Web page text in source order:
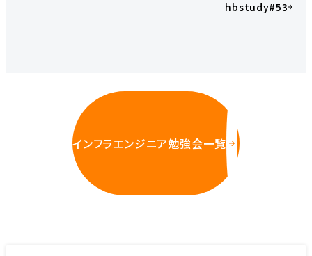
hbstudy#53
インフラエンジニア勉強会一覧